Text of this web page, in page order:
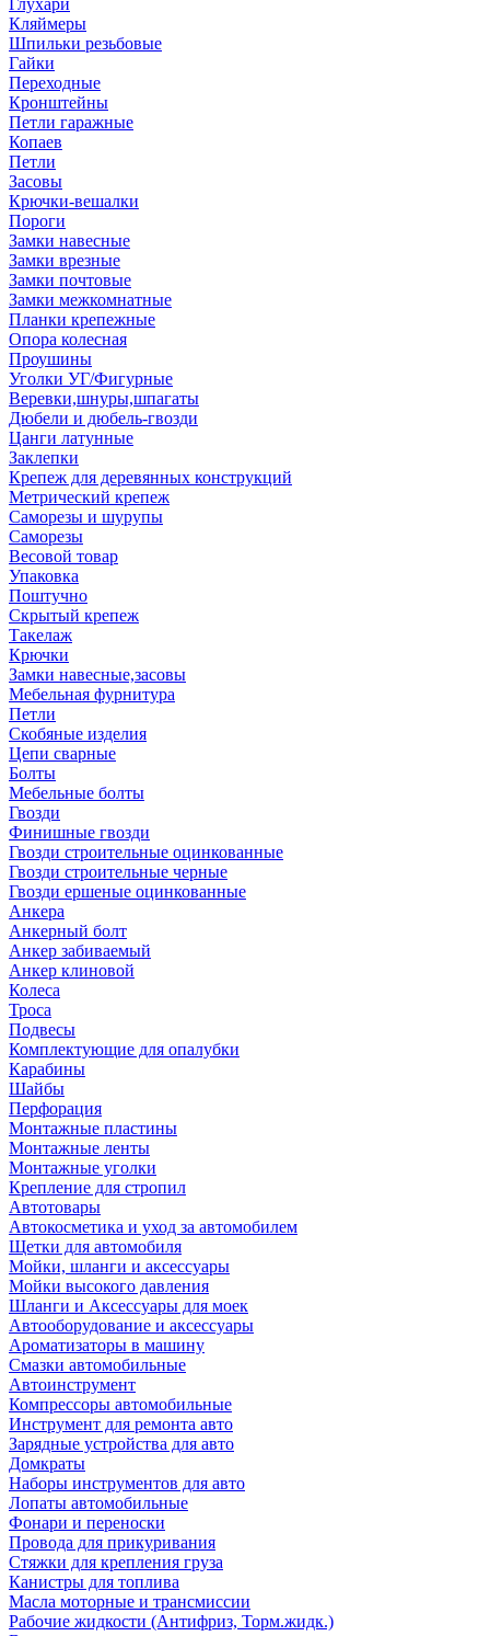
Глухари
Кляймеры
Шпильки резьбовые
Гайки
Переходные
Кронштейны
Петли гаражные
Копаев
Петли
Засовы
Крючки-вешалки
Пороги
Замки навесные
Замки врезные
Замки почтовые
Замки межкомнатные
Планки крепежные
Опора колесная
Проушины
Уголки УГ/Фигурные
Веревки,шнуры,шпагаты
Дюбели и дюбель-гвозди
Цанги латунные
Заклепки
Крепеж для деревянных конструкций
Метрический крепеж
Саморезы и шурупы
Саморезы
Весовой товар
Упаковка
Поштучно
Скрытый крепеж
Такелаж
Крючки
Замки навесные,засовы
Мебельная фурнитура
Петли
Скобяные изделия
Цепи сварные
Болты
Мебельные болты
Гвозди
Финишные гвозди
Гвозди строительные оцинкованные
Гвозди строительные черные
Гвозди ершеные оцинкованные
Анкера
Анкерный болт
Анкер забиваемый
Анкер клиновой
Колеса
Троса
Подвесы
Комплектующие для опалубки
Карабины
Шайбы
Перфорация
Монтажные пластины
Монтажные ленты
Монтажные уголки
Крепление для стропил
Автотовары
Автокосметика и уход за автомобилем
Щетки для автомобиля
Мойки, шланги и аксессуары
Мойки высокого давления
Шланги и Аксессуары для моек
Автооборудование и аксессуары
Ароматизаторы в машину
Смазки автомобильные
Автоинструмент
Компрессоры автомобильные
Инструмент для ремонта авто
Зарядные устройства для авто
Домкраты
Наборы инструментов для авто
Лопаты автомобильные
Фонари и переноски
Провода для прикуривания
Стяжки для крепления груза
Канистры для топлива
Масла моторные и трансмиссии
Рабочие жидкости (Антифриз, Торм.жидк.)